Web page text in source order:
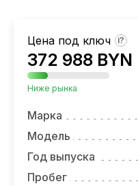
УСЛУГИ
ЛИЗИНГ
НОВОСТИ
ОТЗЫВЫ
ВАКАНСИИ
Цена под ключ ?
372 988 BYN
Ниже рынка
Марка
Модель
Год выпуска
Пробег